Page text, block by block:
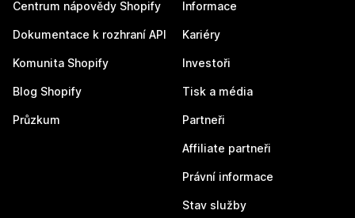
Centrum nápovědy Shopify
Dokumentace k rozhraní API
Komunita Shopify
Blog Shopify
Průzkum
Informace
Kariéry
Investoři
Tisk a média
Partneři
Affiliate partneři
Právní informace
Stav služby